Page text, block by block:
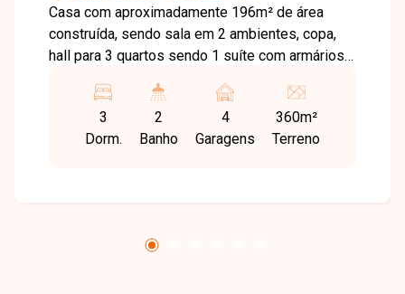
Casa com aproximadamente 196m² de área
construída, sendo sala em 2 ambientes, copa,
hall para 3 quartos sendo 1 suíte com armários,
com churrasqueira, área de serviço, 4 vagas de
garagem. Agende agora mesmo uma visita e
venha conhecer pessoalmente todos os
32309900 ou venha conhecer nosso espaço e
3
Dorm.
2
Banho
4
Garagens
360m²
Terreno